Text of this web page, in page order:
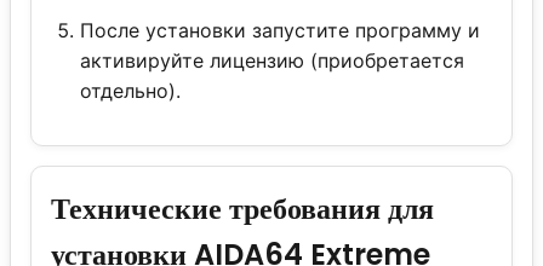
После установки запустите программу и
активируйте лицензию (приобретается
отдельно).
Технические требования для
установки AIDA64 Extreme